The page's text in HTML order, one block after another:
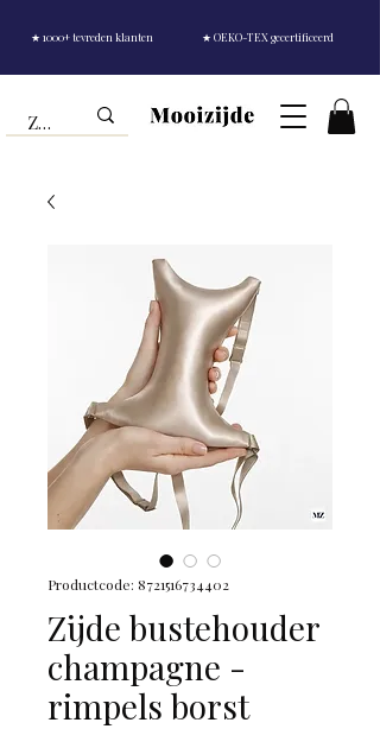
★ 1000+ tevreden klanten ★ OEKO-TEX gecertificeerd
Productcode: 8721516734402
Zijde bustehouder
champagne -
rimpels borst